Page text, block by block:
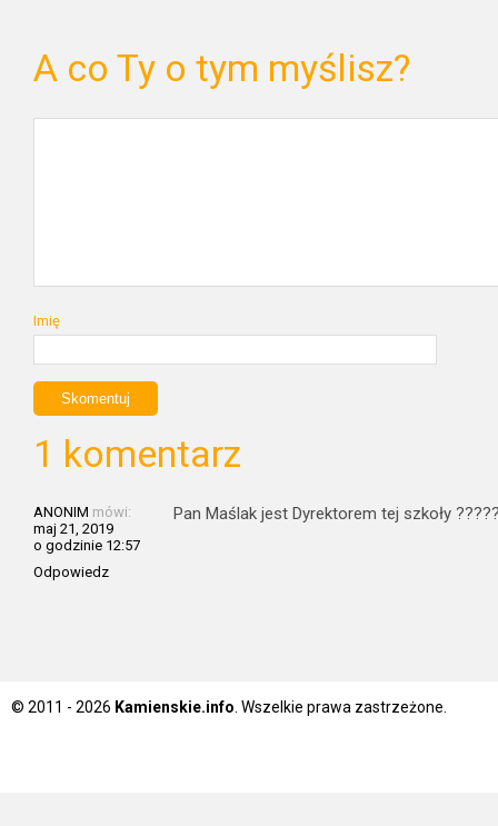
A co Ty o tym myślisz?
Imię
1 komentarz
ANONIM mówi:
maj 21, 2019
o godzinie 12:57
Odpowiedz
Pan Maślak jest Dyrektorem tej szkoły
© 2011 - 2026 Kamienskie.info . Wszelkie prawa zastrzeżone.